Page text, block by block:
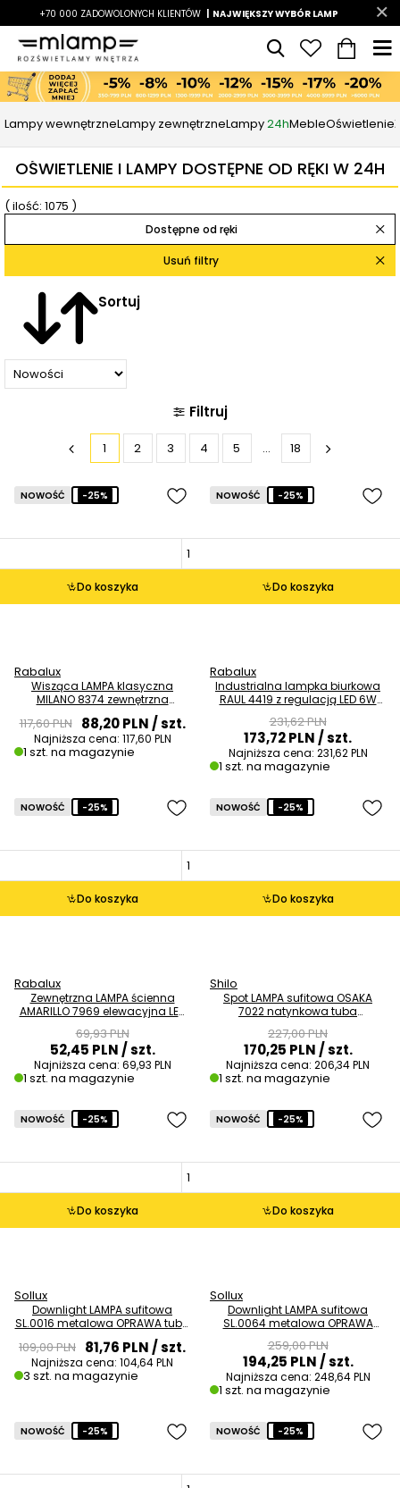
-7% LATO7
+70 000 ZADOWOLONYCH KLIENTÓW | NAJWIĘKSZY WYBÓR LAMP
| |
Lampy wewnętrzneLampy zewnętrzneLampy24hMebleOświetlenie
OŚWIETLENIE I LAMPY DOSTĘPNE OD RĘKI W 24H
( ilość: 1075 )
Dostępne od ręki
Usuń filtry
Sortuj
Filtruj
1 2 3 4 5 ... 18
Do koszyka
NOWOŚĆ -25%
Rabalux
Wisząca LAMPA klasyczna
MILANO 8374 zewnętrzna
latarenka outdoor złoto
antyczne OUTLET
117,60 PLN 88,20 PLN/ szt.
Najniższa cena: 117,60 PLN
1 szt. na magazynie
Do koszyka
NOWOŚĆ -25%
Rabalux
Industrialna lampka biurkowa
RAUL 4419 z regulacją LED 6W
231,62 PLN
173,72 PLN/ szt.
Najniższa cena: 231,62 PLN
1 szt. na magazynie
Do koszyka
NOWOŚĆ -25%
Rabalux
Zewnętrzna LAMPA ścienna
AMARILLO 7969 elewacyjna LED
IP44 czarny OUTLET
69,93 PLN
52,45 PLN/ szt.
Najniższa cena: 69,93 PLN
1 szt. na magazynie
Do koszyka
NOWOŚĆ -25%
Shilo
Spot LAMPA sufitowa OSAKA
7022 natynkowa tuba
227,00 PLN
170,25 PLN/ szt.
Najniższa cena: 206,34 PLN
1 szt. na magazynie
Do koszyka
NOWOŚĆ -25%
Sollux
Downlight LAMPA sufitowa
SL.0016 metalowa OPRAWA tuba
109,00 PLN 81,76 PLN/ szt.
Najniższa cena: 104,64 PLN
3 szt. na magazynie
Do koszyka
NOWOŚĆ -25%
Sollux
Downlight LAMPA sufitowa
SL.0064 metalowa OPRAWA
259,00 PLN
194,25 PLN/ szt.
Najniższa cena: 248,64 PLN
1 szt. na magazynie
NOWOŚĆ -25% NOWOŚĆ -25%